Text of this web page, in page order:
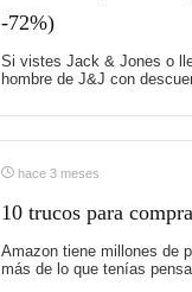
-72%)
Si vistes Jack & Jones o
hombre de J&J con
hace 3 meses
10 trucos para
Amazon tiene millones de
más de lo que tenías